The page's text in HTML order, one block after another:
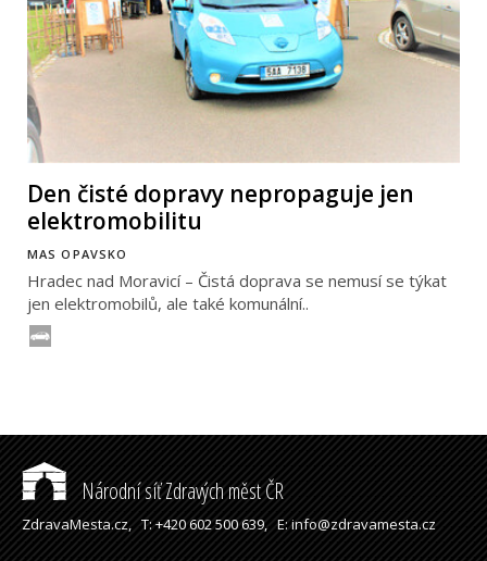
Den čisté dopravy nepropaguje jen
elektromobilitu
MAS OPAVSKO
Hradec nad Moravicí – Čistá doprava se nemusí se týkat
jen elektromobilů, ale také komunální..
Národní síť Zdravých měst ČR
ZdravaMesta.cz,T: +420 602 500 639,E: info@zdravamesta.cz